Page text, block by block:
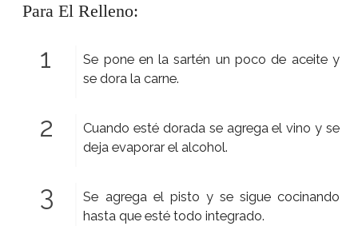
Para El Relleno:
Se pone en la sartén un poco de aceite y
se dora la carne.
Cuando esté dorada se agrega el vino y se
deja evaporar el alcohol.
Se agrega el pisto y se sigue cocinando
hasta que esté todo integrado.